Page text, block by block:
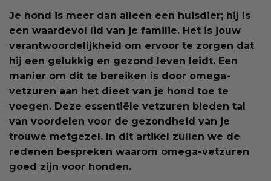
Je hond is meer dan alleen een huisdier; hij is
een waardevol lid van je familie. Het is jouw
verantwoordelijkheid om ervoor te zorgen dat
hij een gelukkig en gezond leven leidt. Een
manier om dit te bereiken is door omega-
vetzuren aan het dieet van je hond toe te
voegen. Deze essentiële vetzuren bieden tal
van voordelen voor de gezondheid van je
trouwe metgezel. In dit artikel zullen we de
redenen bespreken waarom omega-vetzuren
goed zijn voor honden.